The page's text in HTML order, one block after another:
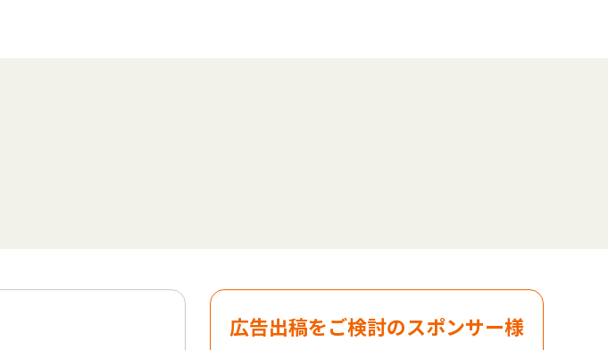
広告出稿をご検討のスポンサー様